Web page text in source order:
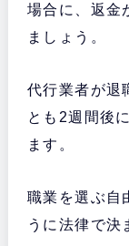
場合に、返金
ましょう。
代行業者が退
とも2週間後
ます。
職業を選ぶ自
うに法律で決